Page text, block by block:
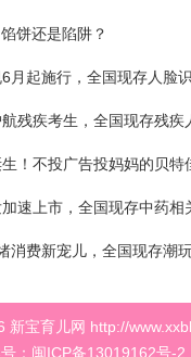
饼还是陷阱？
月起施行，全国现存人脸
残疾考生，全国现存残疾
！不投广告投妈妈的贝特
速上市，全国现存中药相
消费新宠儿，全国现存潮
新宝育儿网 http://
：闽ICP备13019162号-2